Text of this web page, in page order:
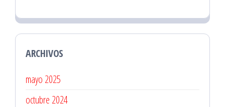
ARCHIVOS
mayo 2025
octubre 2024